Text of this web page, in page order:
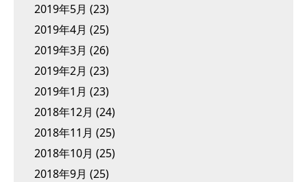
2019年5月 (23)
2019年4月 (25)
2019年3月 (26)
2019年2月 (23)
2019年1月 (23)
2018年12月 (24)
2018年11月 (25)
2018年10月 (25)
2018年9月 (25)